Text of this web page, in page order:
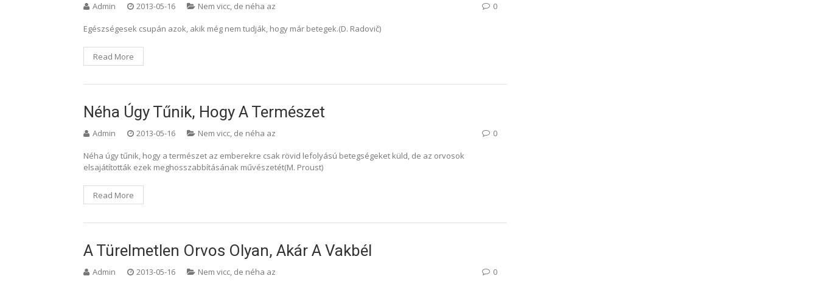
Admin 2013-05-16 Nem vicc, de néha az 0
Egészségesek csupán azok, akik még nem tudják, hogy már betegek.(D. Radovič)
Read More
Néha Úgy Tűnik, Hogy A Természet
Admin 2013-05-16 Nem vicc, de néha az 0
Néha úgy tűnik, hogy a természet az emberekre csak rövid lefolyású betegségeket küld, de az orvosok
elsajátították ezek meghosszabbításának művészetét(M. Proust)
Read More
A Türelmetlen Orvos Olyan, Akár A Vakbél
Admin 2013-05-16 Nem vicc, de néha az 0